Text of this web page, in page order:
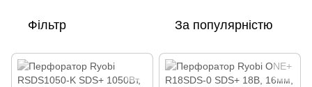
Фільтр За популярністю